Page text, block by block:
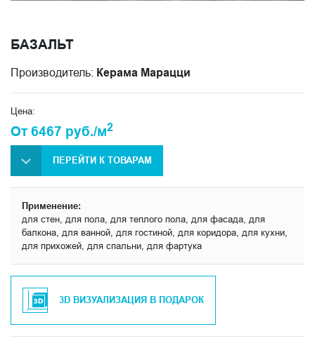
БАЗАЛЬТ
Производитель: Керама Марацци
Цена:
От 6467 руб./м2
ПЕРЕЙТИ К ТОВАРАМ
Применение:
для стен, для пола, для теплого пола, для фасада, для
балкона, для ванной, для гостиной, для коридора, для кухни,
для прихожей, для спальни, для фартука
3D ВИЗУАЛИЗАЦИЯ В ПОДАРОК